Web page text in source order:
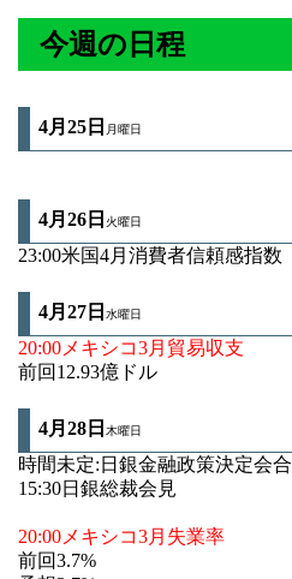
今週の日程
4月25日 月曜日
4月26 日 火曜日
23:00米国4月消費者信頼感指数
4月27 日 水曜日
20:00メキシコ3月貿易収支
前回12.93億ドル
4月28日 木曜日
時間未定:日銀金融政策決定会合
15:30日銀総裁会見
20:00メキシコ3月失業率
前回3.7%